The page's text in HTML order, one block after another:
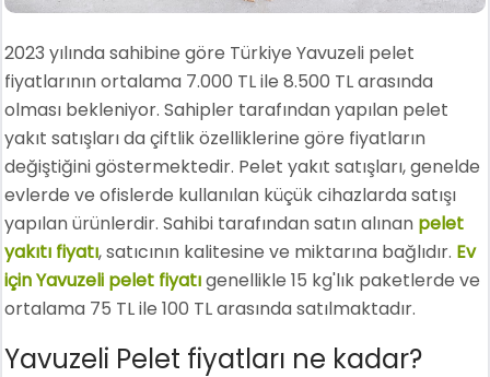
2023 yılında sahibine göre Türkiye Yavuzeli pelet
fiyatlarının ortalama 7.000 TL ile 8.500 TL arasında
olması bekleniyor. Sahipler tarafından yapılan pelet
yakıt satışları da çiftlik özelliklerine göre fiyatların
değiştiğini göstermektedir. Pelet yakıt satışları, genelde
evlerde ve ofislerde kullanılan küçük cihazlarda satışı
yapılan ürünlerdir. Sahibi tarafından satın alınan pelet
yakıtı fiyatı, satıcının kalitesine ve miktarına bağlıdır. Ev
için Yavuzeli pelet fiyatıgenellikle 15 kg'lık paketlerde ve
ortalama 75 TL ile 100 TL arasında satılmaktadır.
Yavuzeli Pelet fiyatları ne kadar?